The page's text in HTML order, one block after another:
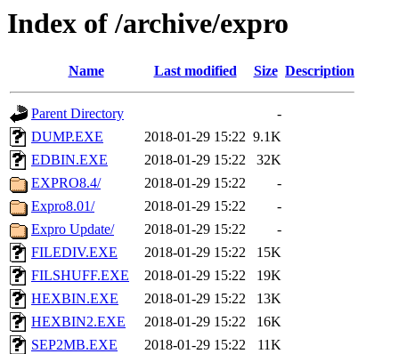
Index of /archive/expro
Name Last modified Size Description
Parent Directory
-
DUMP.EXE
2018-01-29 15:22 9.1K
EDBIN.EXE
2018-01-29 15:22
32K
EXPRO8.4/
2018-01-29 15:22
-
Expro8.01/
2018-01-29 15:22
-
Expro Update/
2018-01-29 15:22
-
FILEDIV.EXE
2018-01-29 15:22
15K
FILSHUFF.EXE
2018-01-29 15:22
19K
HEXBIN.EXE
2018-01-29 15:22
13K
HEXBIN2.EXE
2018-01-29 15:22
16K
SEP2MB.EXE
2018-01-29 15:22
11K